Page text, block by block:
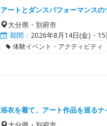
アートとダンスパフォーマンスの
大分県・別府市
期間： 2026年8月14日(金)・15
体験イベント・アクティビティ
浴衣を着て、アート作品を巡るナ